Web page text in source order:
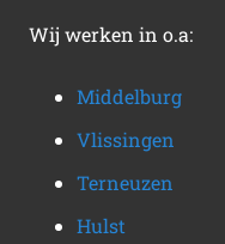
Wij werken in o.a:
Middelburg
Vlissingen
Terneuzen
Hulst